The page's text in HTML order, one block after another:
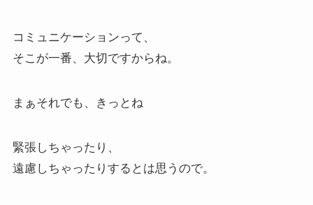
コミュニケーションって、
そこが一番、大切ですからね。
まぁそれでも、きっとね
緊張しちゃったり、
遠慮しちゃったりするとは思うので。